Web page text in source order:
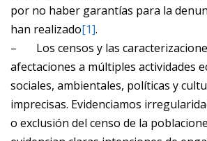
por no haber garantías para la
han realizado[1].
– Los censos y las
afectaciones a múltiples actividades
sociales, ambientales, políticas y
imprecisas. Evidenciamos
o exclusión del censo de la